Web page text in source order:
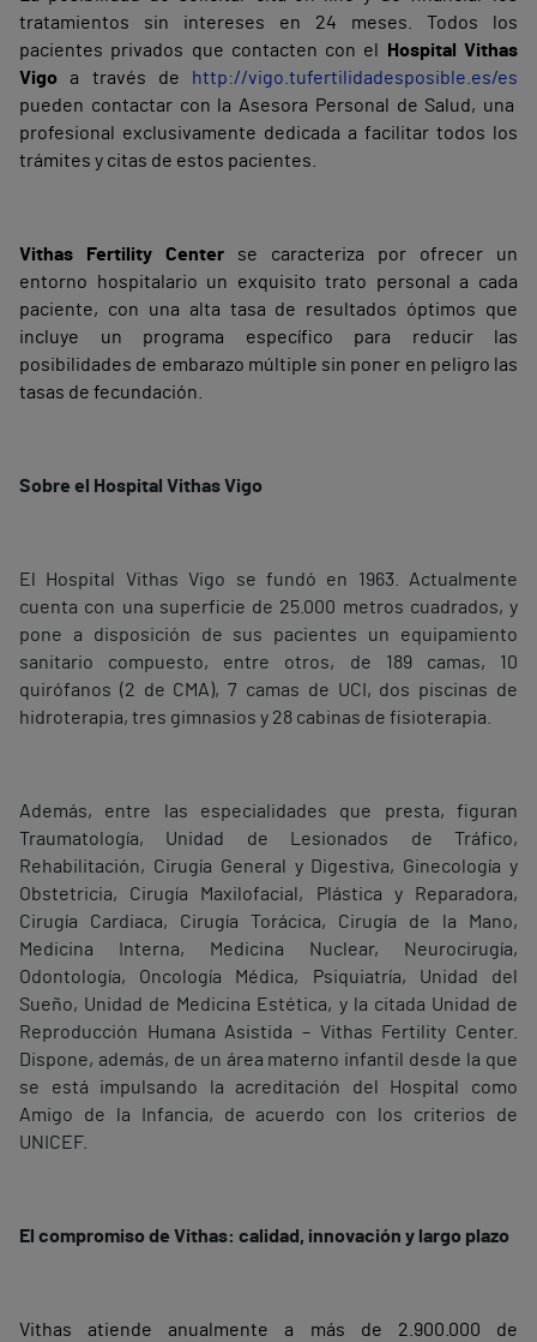
tratamientos sin intereses en 24 meses. Todos los
pacientes privados que contacten con el
Hospital Vithas
Vigo a través de
http://vigo.tufertilidadesposible.es/es
pueden contactar con la Asesora Personal de Salud, una
profesional exclusivamente dedicada a facilitar todos los
trámites y citas de estos pacientes.
Vithas Fertility Center se caracteriza por ofrecer un
entorno hospitalario un exquisito trato personal a cada
paciente, con una alta tasa de resultados óptimos que
incluye un programa específico para reducir las
posibilidades de embarazo múltiple sin poner en peligro las
tasas de fecundación.
Sobre el Hospital Vithas Vigo
El Hospital Vithas Vigo se fundó en 1963. Actualmente
cuenta con una superficie de 25.000 metros cuadrados, y
pone a disposición de sus pacientes un equipamiento
sanitario compuesto, entre otros, de 189 camas, 10
quirófanos (2 de CMA), 7 camas de UCI, dos piscinas de
hidroterapia, tres gimnasios y 28 cabinas de fisioterapia.
Además, entre las especialidades que presta, figuran
Traumatología, Unidad de Lesionados de Tráfico,
Rehabilitación, Cirugía General y Digestiva, Ginecología y
Obstetricia, Cirugía Maxilofacial, Plástica y Reparadora,
Cirugía Cardiaca, Cirugía Torácica, Cirugía de la Mano,
Medicina Interna, Medicina Nuclear, Neurocirugía,
Odontología, Oncología Médica, Psiquiatría, Unidad del
Sueño, Unidad de Medicina Estética, y la citada Unidad de
Reproducción Humana Asistida – Vithas Fertility Center.
Dispone, además, de un área materno infantil desde la que
se está impulsando la acreditación del Hospital como
Amigo de la Infancia, de acuerdo con los criterios de
UNICEF.
El compromiso de Vithas: calidad, innovación y largo plazo
Vithas atiende anualmente a más de 2.900.000 de